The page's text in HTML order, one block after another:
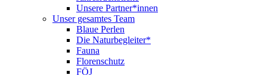
Unsere Partner*innen
Unser gesamtes Team
Blaue Perlen
Die Naturbegleiter*
Fauna
Florenschutz
FÖJ